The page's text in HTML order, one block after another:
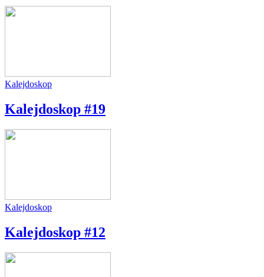
Kalejdoskop
Kalejdoskop #19
Kalejdoskop
Kalejdoskop #12